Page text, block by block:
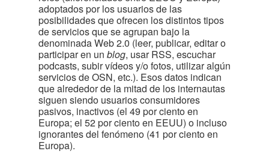
adoptados por los usuarios de las
posibilidades que ofrecen los distintos tipos
de servicios que se agrupan bajo la
denominada Web 2.0 (leer, publicar, editar o
participar en un blog, usar RSS, escuchar
podcasts, subir vídeos y/o fotos, utilizar algún
servicios de OSN, etc.). Esos datos indican
que alrededor de la mitad de los internautas
siguen siendo usuarios consumidores
pasivos, inactivos (el 49 por ciento en
Europa; el 52 por ciento en EEUU) o incluso
ignorantes del fenómeno (41 por ciento en
Europa).